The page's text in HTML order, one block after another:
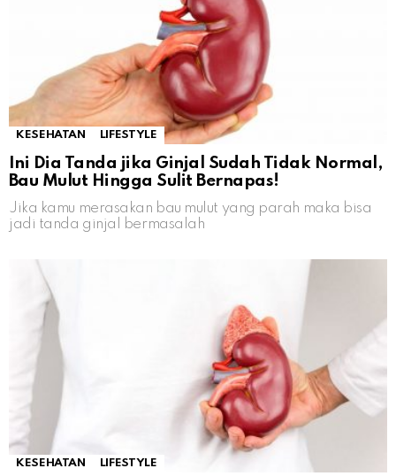
KESEHATAN LIFESTYLE
Ini Dia Tanda jika Ginjal Sudah Tidak Normal,
Bau Mulut Hingga Sulit Bernapas!
Jika kamu merasakan bau mulut yang parah maka bisa
jadi tanda ginjal bermasalah
KESEHATAN LIFESTYLE